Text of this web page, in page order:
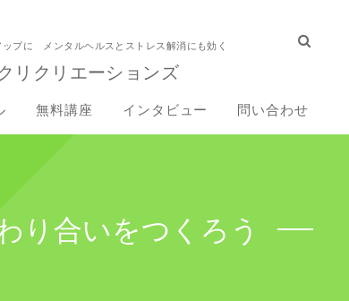
プに メンタルヘルスとストレス解消にも効く
リクリエーションズ
無料講座 インタビュー 問い合わせ
り合いをつくろう